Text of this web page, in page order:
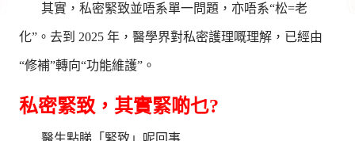
其實，私密緊致並唔系單一問題，亦唔系“松=老
化”。去到 2025 年，醫學界對私密護理嘅理解，已經由
“修補”轉向“功能維護”。
私密緊致，其實緊啲乜?
醫生點睇「緊致」呢回事